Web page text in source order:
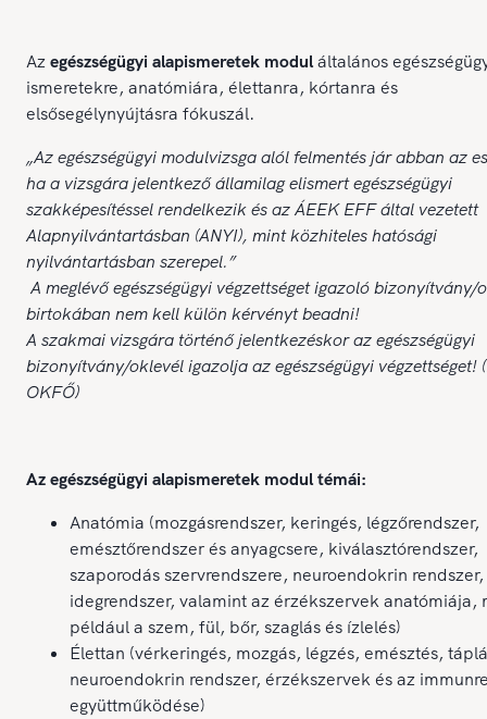
Azegészségügyi alapismeretek moduláltalános
ismeretekre, anatómiára, élettanra, kórtanra és
elsősegélynyújtásra fókuszál.
„Az egészségügyi modulvizsga alól felmentés jár abban az
ha a vizsgára jelentkező államilag elismert egészségügyi
szakképesítéssel rendelkezik és az ÁEEK EFF által vezetett
Alapnyilvántartásban (ANYI), mint közhiteles hatósági
nyilvántartásban szerepel.”
A meglévő egészségügyi végzettséget igazoló bizonyítvány/
birtokában nem kell külön kérvényt beadni!
A szakmai vizsgára történő jelentkezéskor az egészségügyi
bizonyítvány/oklevél igazolja az egészségügyi végzettséget!
OKFŐ)
Az egészségügyi alapismeretek modul témái:
Anatómia (mozgásrendszer, keringés, légzőrendszer,
emésztőrendszer és anyagcsere, kiválasztórendszer,
szaporodás szervrendszere, neuroendokrin rendszer,
idegrendszer, valamint az érzékszervek anatómiája,
például a szem, fül, bőr, szaglás és ízlelés)
Élettan (vérkeringés, mozgás, légzés, emésztés,
neuroendokrin rendszer, érzékszervek és az
együttműködése)